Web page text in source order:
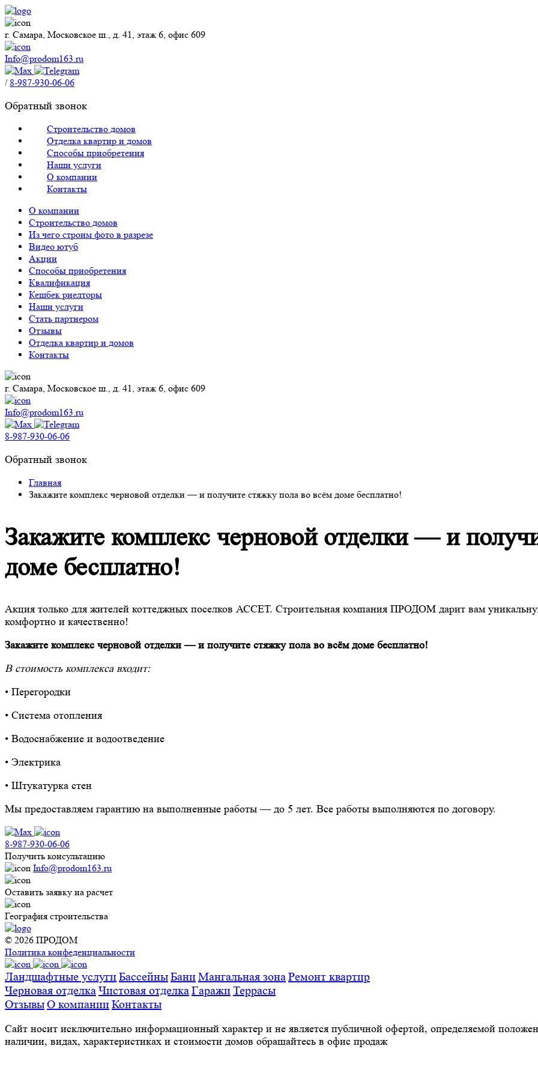
г. Самара, Московское ш., д. 41, этаж 6, офис 609
Info@prodom163.ru
/ 8-987-930-06-06
Обратный звонок
Строительство домов
Отделка квартир и домов
Способы приобретения
Наши услуги
О компании
Контакты
О компании
Строительство домов
Из чего строим фото в разрезе
Видео ютуб
Акции
Способы приобретения
Квалификация
Кешбек риелторы
Наши услуги
Стать партнером
Отзывы
Отделка квартир и домов
Контакты
г. Самара, Московское ш., д. 41, этаж 6, офис 609
Info@prodom163.ru
8-987-930-06-06
Обратный звонок
Главная
Закажите комплекс черновой отделки — и получите стяжку пола во всём доме бесплатно!
Закажите комплекс черновой отделки — и
доме бесплатно!
Акция только для жителей коттеджных поселков АССЕТ. Строительная компания ПРОДОМ дарит вам
комфортно и качественно!
Закажите комплекс черновой отделки — и получите стяжку пола во всём доме бесплатно!
В стоимость комплекса входит:
• Перегородки
• Система отопления
• Водоснабжение и водоотведение
• Электрика
• Штукатурка стен
Мы предоставляем гарантию на выполненные работы — до 5 лет. Все работы выполняются по договору.
8-987-930-06-06
Получить консультацию
Info@prodom163.ru
Оставить заявку на расчет
География строительства
© 2026 ПРОДОМ
Политика конфеденциальности
Ландшафтные услугиБассейныБаниМангальная зонаРемонт квартир
Черновая отделкаЧистовая отделкаГаражиТеррасы
ОтзывыО компанииКонтакты
Сайт носит исключительно информационный характер и не является публичной офертой, определяемой
наличии, видах, характеристиках и стоимости домов обращайтесь в офис продаж